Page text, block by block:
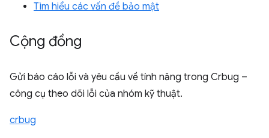
Tìm hiểu các vấn đề bảo mật
Cộng đồng
Gửi báo cáo lỗi và yêu cầu về tính năng trong Crbug –
công cụ theo dõi lỗi của nhóm kỹ thuật.
crbug